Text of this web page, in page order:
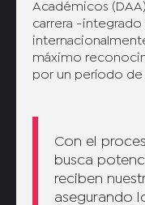
Académicos
carrera -
máximo
por un período de
Con el
busca
reciben
asegurando